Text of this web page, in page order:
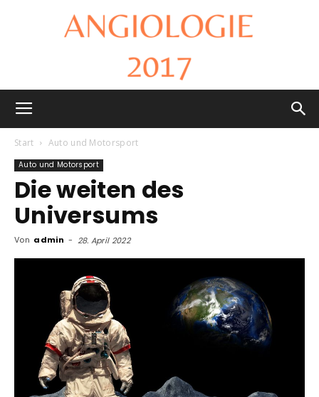
2017
Start Auto und Motorsport
Auto und Motorsport
Die weiten des
Universums
Von admin - 28. April 2022